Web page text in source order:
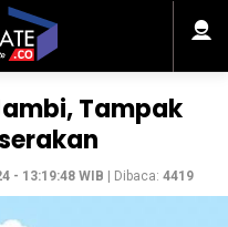
Tampak
- 13:19:48 WIB | Dibaca: 4419